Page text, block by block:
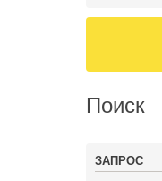
Поиск
ЗАПРОС